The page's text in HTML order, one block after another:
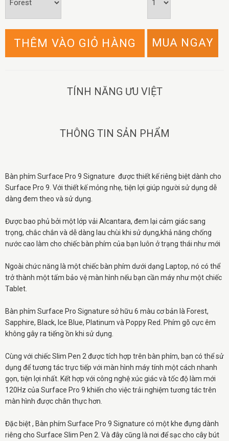
THÊM VÀO GIỎ HÀNG MUA NGAY
TÍNH NĂNG ƯU VIỆT
THÔNG TIN SẢN PHẨM
Bàn phím Surface Pro 9 Signature được thiết kế riêng biệt dành cho
Surface Pro 9. Với thiết kế mỏng nhẹ, tiện lợi giúp người sử dụng dễ
dàng đem theo và sử dụng.
Được bao phủ bởi một lớp vải Alcantara, đem lại cảm giác sang
trọng, chắc chắn và dễ dàng lau chùi khi sử dụng,khả năng chống
nước cao làm cho chiếc bàn phím của bạn luôn ở trạng thái như mới
Ngoài chức năng là một chiếc bàn phím dưới dạng Laptop, nó có thể
trở thành một tấm bảo vệ màn hình nếu bạn cần máy như một chiếc
Tablet.
Bàn phím Surface Pro Signature sở hữu 6 màu cơ bản là Forest,
Sapphire, Black, Ice Blue, Platinum và Poppy Red. Phím gõ cực êm
không gây ra tiếng ồn khi sử dụng.
Cùng với chiếc Slim Pen 2 được tích hợp trên bàn phím, bạn có thể sử
dụng để tương tác trực tiếp với màn hình máy tính một cách nhanh
gọn, tiện lợi nhất. Kết hợp với công nghệ xúc giác và tốc độ làm mới
120Hz của Surface Pro 9 khiến cho việc trải nghiệm tương tác trên
màn hình được chân thực hơn.
Đặc biệt , Bàn phím Surface Pro 9 Signature có một khe đựng dành
riêng cho Surface Slim Pen 2. Và đây cũng là nơi để sạc cho cây bút